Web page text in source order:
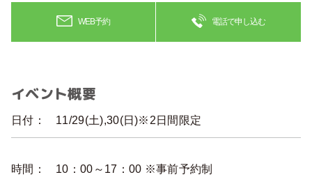
WEB予約 電話で申し込む
イベント概要
日付： 11/29(土),30(日)※2日間限定
時間： 10：00～17：00 ※事前予約制